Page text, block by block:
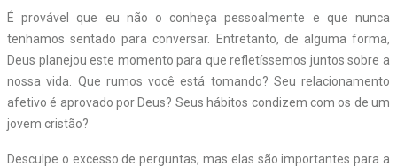
É provável que eu não o conheça pessoalmente e que nunca
tenhamos sentado para conversar. Entretanto, de alguma forma,
Deus planejou este momento para que refletíssemos juntos sobre a
nossa vida. Que rumos você está tomando? Seu relacionamento
afetivo é aprovado por Deus? Seus hábitos condizem com os de um
jovem cristão?
Desculpe o excesso de perguntas, mas elas são importantes para a